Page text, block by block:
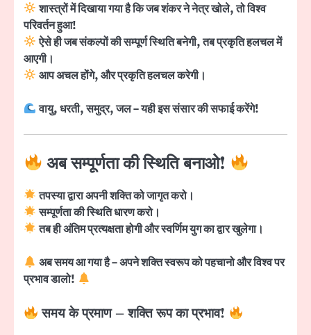
शास्त्रों में दिखाया गया है कि जब शंकर ने नेत्र खोले, तो विश्व
परिवर्तन हुआ!
ऐसे ही जब संकल्पों की सम्पूर्ण स्थिति बनेगी, तब प्रकृति हलचल में
आएगी।
आप अचल होंगे, और प्रकृति हलचल करेगी।
वायु, धरती, समुद्र, जल – यही इस संसार की सफाई करेंगे!
अब सम्पूर्णता की स्थिति बनाओ!
तपस्या द्वारा अपनी शक्ति को जागृत करो।
सम्पूर्णता की स्थिति धारण करो।
तब ही अंतिम प्रत्यक्षता होगी और स्वर्णिम युग का द्वार खुलेगा।
अब समय आ गया है – अपने शक्ति स्वरूप को पहचानो और विश्व पर
प्रभाव डालो!
समय के प्रमाण – शक्ति रूप का प्रभाव!